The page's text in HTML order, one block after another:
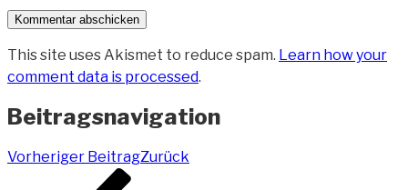
This site uses Akismet to reduce spam. Learn how your
comment data is processed.
Beitragsnavigation
Vorheriger BeitragZurück